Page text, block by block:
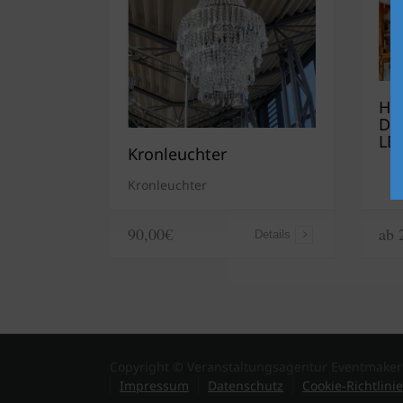
Kronleuchter
Kronleuchter
90,00€ Details ab
Impressum
Datenschutz Cookie-